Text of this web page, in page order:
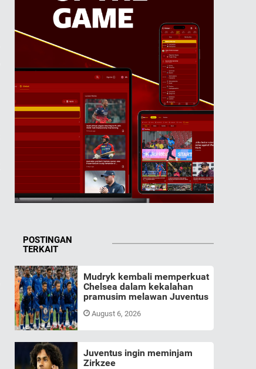
POSTINGAN
TERKAIT
Mudryk kembali memperkuat
Chelsea dalam kekalahan
pramusim melawan Juventus
August 6, 2026
Juventus ingin meminjam
Zirkzee